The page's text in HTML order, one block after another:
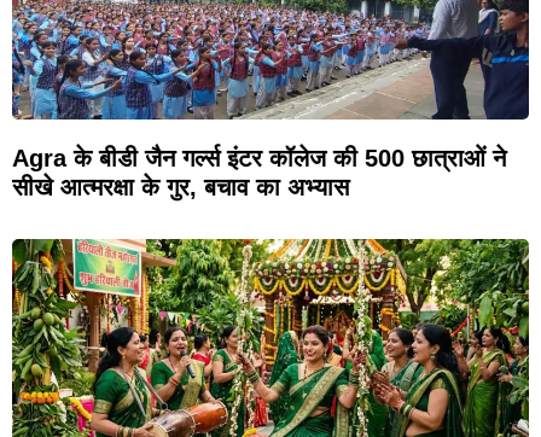
Agra के बीडी जैन गर्ल्स इंटर कॉलेज की 500 छात्राओं ने
सीखे आत्मरक्षा के गुर, बचाव का अभ्यास